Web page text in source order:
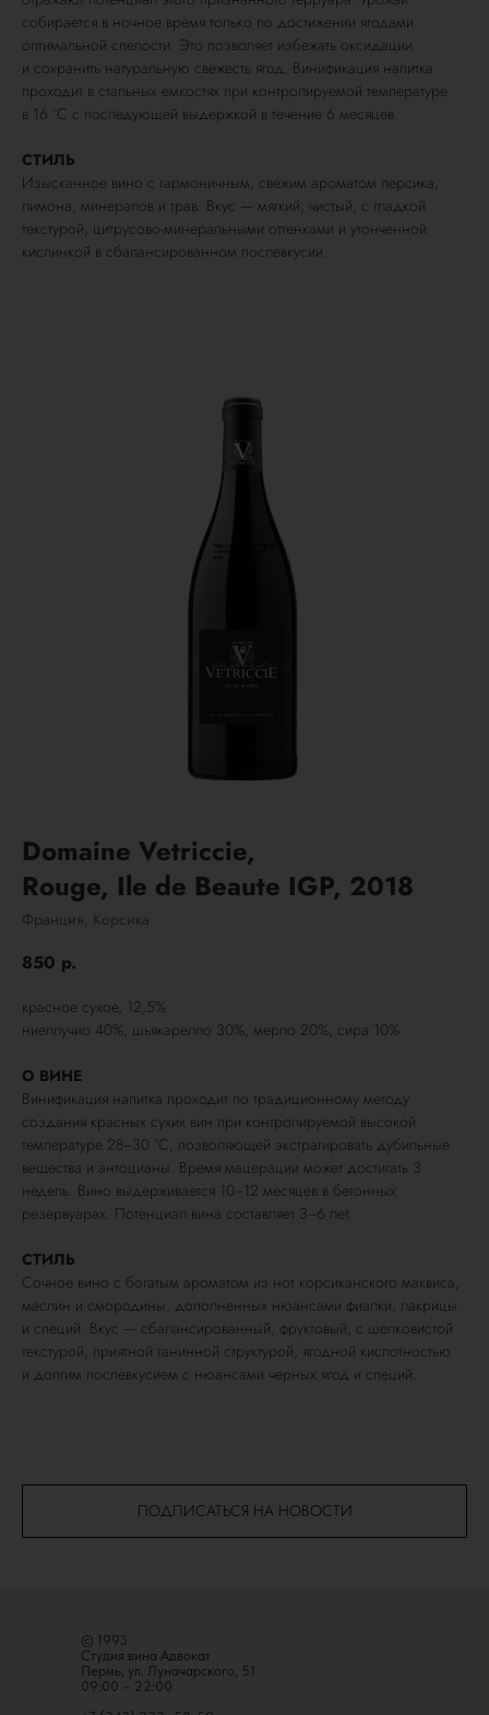
собирается в ночное время только по достижении ягодами
оптимальной спелости. Это позволяет избежать оксидации
и сохранить натуральную свежесть ягод. Винификация напитка
проходит в стальных емкостях при контролируемой температуре
в 16 °C с последующей выдержкой в течение 6 месяцев.
СТИЛЬ
Изысканное вино с гармоничным, свежим ароматом персика,
лимона, минералов и трав. Вкус — мягкий, чистый, с гладкой
текстурой, цитрусово-минеральными оттенками и утонченной
кислинкой в сбалансированном послевкусии.
Domaine Vetriccie,
Rouge, Ile de Beaute IGP, 2018
Франция, Корсика
850 р.
красное сухое, 12,5%
ниеллучио 40%, шьякарелло 30%, мерло 20%, сира 10%
О ВИНЕ
Винификация напитка проходит по традиционному методу
создания красных сухих вин при контролируемой высокой
температуре 28−30 °C, позволяющей экстрагировать дубильные
вещества и антоцианы. Время мацерации может достигать 3
недель. Вино выдерживается 10−12 месяцев в бетонных
резервуарах. Потенциал вина составляет 3−6 лет.
СТИЛЬ
Сочное вино с богатым ароматом из нот корсиканского маквиса,
маслин и смородины, дополненных нюансами фиалки, лакрицы
и специй. Вкус — сбалансированный, фруктовый, с шелковистой
текстурой, приятной танинной структурой, ягодной кислотностью
и долгим послевкусием с нюансами черных ягод и специй.
ПОДПИСАТЬСЯ НА НОВОСТИ
© 1993
Студия вина Адвокат
Пермь, ул. Луначарского, 51
09:00 – 22:00